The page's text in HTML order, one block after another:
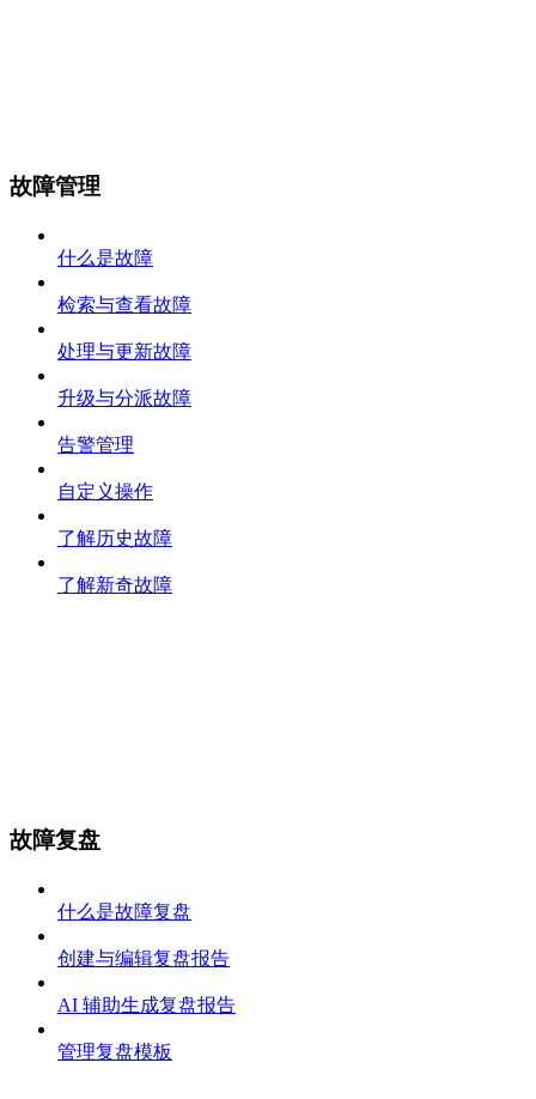
故障管理
什么是故障
检索与查看故障
处理与更新故障
升级与分派故障
告警管理
自定义操作
了解历史故障
了解新奇故障
故障复盘
什么是故障复盘
创建与编辑复盘报告
AI 辅助生成复盘报告
管理复盘模板